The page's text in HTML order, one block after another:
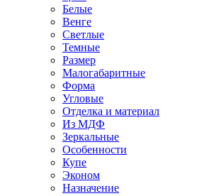
Белые
Венге
Светлые
Темные
Размер
Малогабаритные
Форма
Угловые
Отделка и материал
Из МДФ
Зеркальные
Особенности
Купе
Эконом
Назначение